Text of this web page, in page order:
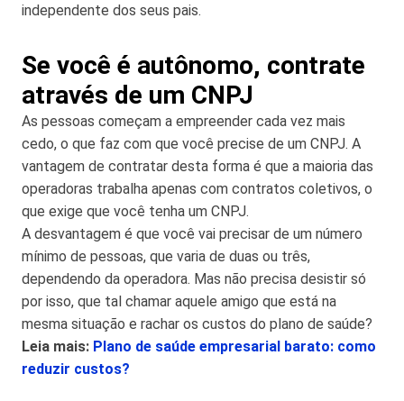
independente dos seus pais.
Se você é autônomo, contrate
através de um CNPJ
As pessoas começam a empreender cada vez mais
cedo, o que faz com que você precise de um CNPJ. A
vantagem de contratar desta forma é que a maioria das
operadoras trabalha apenas com contratos coletivos, o
que exige que você tenha um CNPJ.
A desvantagem é que você vai precisar de um número
mínimo de pessoas, que varia de duas ou três,
dependendo da operadora. Mas não precisa desistir só
por isso, que tal chamar aquele amigo que está na
mesma situação e rachar os custos do plano de saúde?
Leia mais: Plano de saúde empresarial barato: como
reduzir custos?